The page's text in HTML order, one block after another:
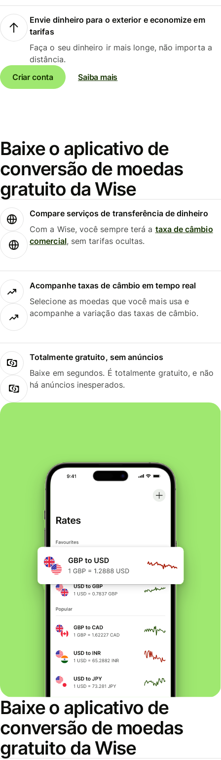
Envie dinheiro para o exterior e economize em
tarifas
Faça o seu dinheiro ir mais longe, não importa a
distância.
Criar conta
Saiba mais
Baixe o aplicativo de
conversão de moedas
gratuito da Wise
Compare serviços de transferência de dinheiro
Com a Wise, você sempre terá a taxa de câmbio
comercial, sem tarifas ocultas.
Acompanhe taxas de câmbio em tempo real
Selecione as moedas que você mais usa e
acompanhe a variação das taxas de câmbio.
Totalmente gratuito, sem anúncios
Baixe em segundos. É totalmente gratuito, e não
há anúncios inesperados.
Baixe o aplicativo de
conversão de moedas
gratuito da Wise